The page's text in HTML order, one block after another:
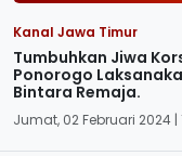
Kanal Jawa Timur
Tumbuhkan Jiwa
Ponorogo
Bintara Remaja.
Jumat, 02 Februari 2024 |